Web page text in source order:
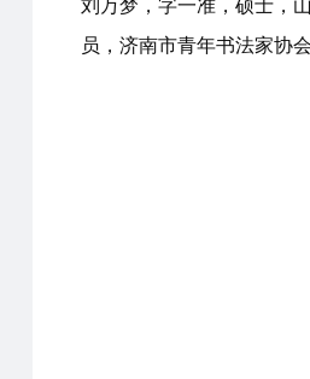
刘万梦，字一准，硕士，
员，济南市青年书法家协